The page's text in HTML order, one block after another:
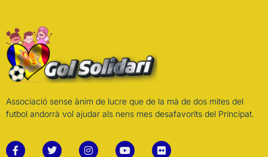
Associació sense ànim de lucre que de la mà de dos mites del
futbol andorrà vol ajudar als nens mes desafavorits del Principat.